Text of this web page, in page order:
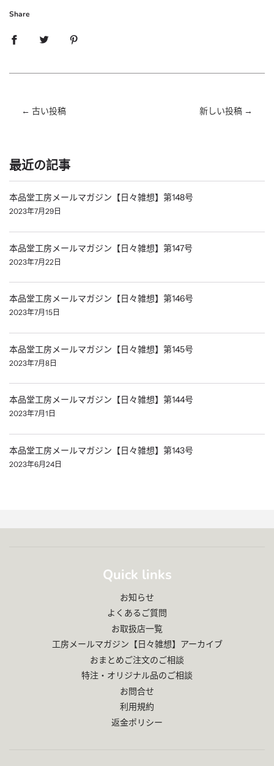
Share
← 古い投稿 新しい投稿 →
最近の記事
本品堂工房メールマガジン【日々雑想】第148号
2023年7月29日
本品堂工房メールマガジン【日々雑想】第147号
2023年7月22日
本品堂工房メールマガジン【日々雑想】第146号
2023年7月15日
本品堂工房メールマガジン【日々雑想】第145号
2023年7月8日
本品堂工房メールマガジン【日々雑想】第144号
2023年7月1日
本品堂工房メールマガジン【日々雑想】第143号
2023年6月24日
Quick links
お知らせ
よくあるご質問
お取扱店一覧
工房メールマガジン【日々雑想】アーカイブ
おまとめご注文のご相談
特注・オリジナル品のご相談
お問合せ
利用規約
返金ポリシー